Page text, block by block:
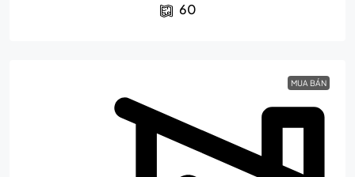
60
MUA BÁN